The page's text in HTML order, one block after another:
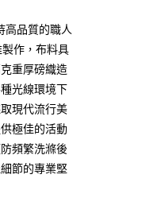
須另外申請。
大哥付的交易
面所載為準。
訂單將自動取
系統評分，恕
讓您購物簡單
高品質的職人
作，布料具
重厚磅織造
光線環境下
現代流行美
極佳的活動
頻繁洗滌後
節的專業堅